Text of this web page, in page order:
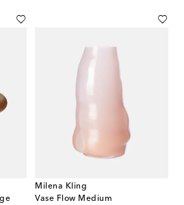
Milena Kling
Vase Flow Medium